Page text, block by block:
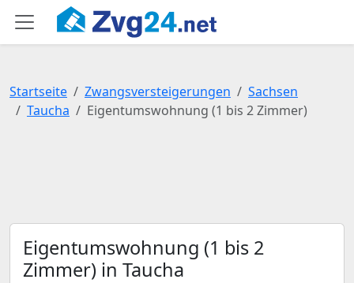
Startseite Zwangsversteigerungen
Sachsen
Taucha
Eigentumswohnung (1 bis 2 Zimmer)
Eigentumswohnung (1 bis 2
Zimmer) in Taucha